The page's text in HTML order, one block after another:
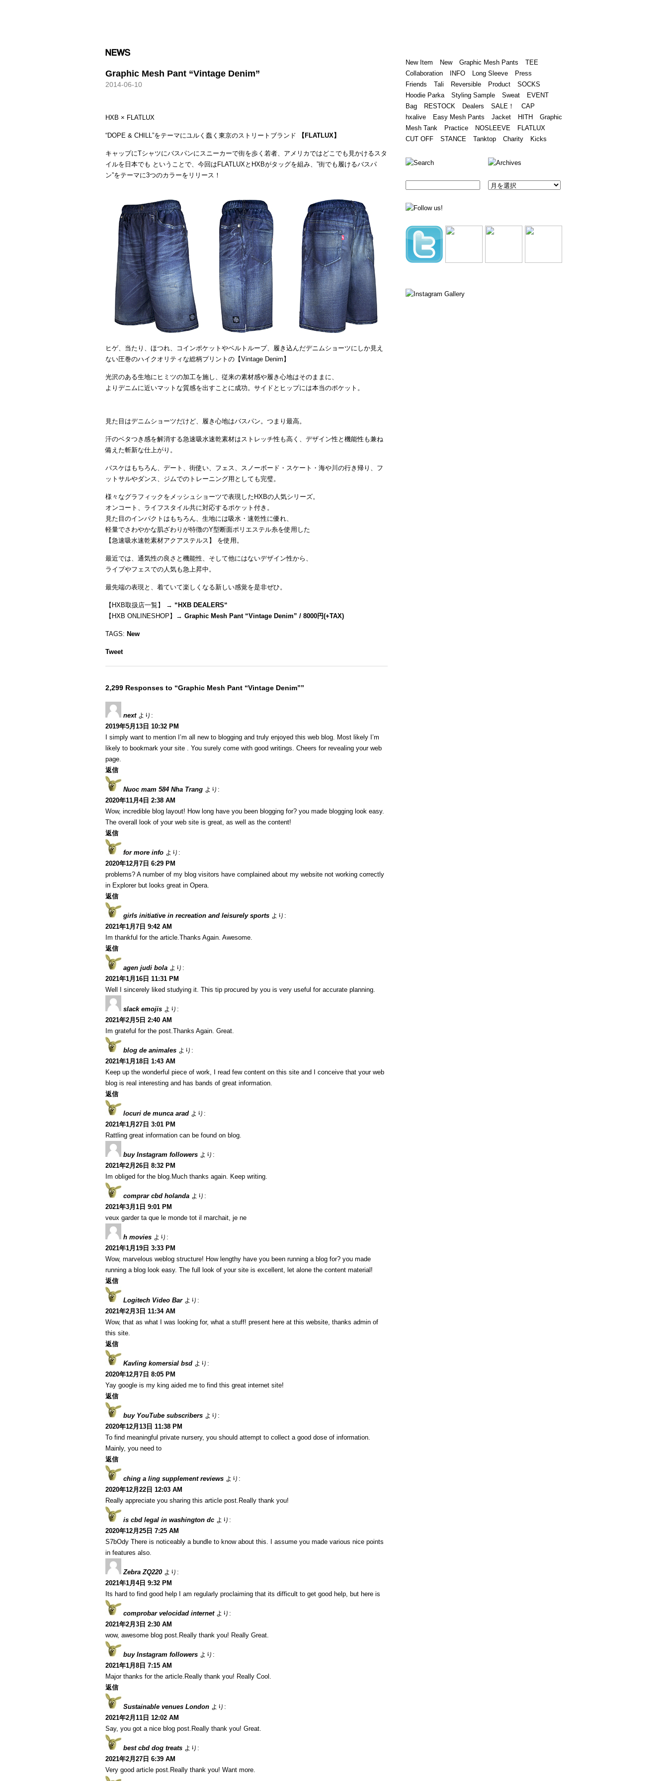
Graphic Mesh Pant “Vintage Denim”
2014-06-10
HXB × FLATLUX
“DOPE & CHILL”をテーマにユルく蠢く東京のストリートブランド 【FLATLUX】
キャップにTシャツにバスパンにスニーカーで街を歩く若者、アメリカではどこでも見かけるスタ
イルを日本でも ということで、今回はFLATLUXとHXBがタッグを組み、”街でも履けるバスパ
ン”をテーマに3つのカラーをリリース！
ヒゲ、当たり、ほつれ、コインポケットやベルトループ、履き込んだデニムショーツにしか見え
ない圧巻のハイクオリティな総柄プリントの【Vintage Denim】
光沢のある生地にヒミツの加工を施し、従来の素材感や履き心地はそのままに、
よりデニムに近いマットな質感を出すことに成功。サイドとヒップには本当のポケット。
見た目はデニムショーツだけど、履き心地はバスパン。つまり最高。
汗のベタつき感を解消する急速吸水速乾素材はストレッチ性も高く、デザイン性と機能性も兼ね
備えた斬新な仕上がり。
バスケはもちろん、デート、街使い、フェス、スノーボード・スケート・海や川の行き帰り、フ
ットサルやダンス、ジムでのトレーニング用としても完璧。
様々なグラフィックをメッシュショーツで表現したHXBの人気シリーズ。
オンコート、ライフスタイル共に対応するポケット付き。
見た目のインパクトはもちろん、生地には吸水・速乾性に優れ、
軽量でさわやかな肌ざわりが特徴のY型断面ポリエステル糸を使用した
【急速吸水速乾素材アクアステルス】 を使用。
最近では、通気性の良さと機能性、そして他にはないデザイン性から、
ライブやフェスでの人気も急上昇中。
最先端の表現と、着ていて楽しくなる新しい感覚を是非ぜひ。
【HXB取扱店一覧】 → “ HXB DEALERS“
【HXB ONLINESHOP】→ Graphic Mesh Pant “Vintage Denim” / 8000円(+TAX)
TAGS: New
Tweet
2,299 Responses to “Graphic Mesh Pant “Vintage Denim””
next より:
2019年5月13日 10:32 PM
I simply want to mention I’m all new to blogging and truly enjoyed this web blog. Most likely I’m
likely to bookmark your site . You surely come with good writings. Cheers for revealing your web
page.
返信
Nuoc mam 584 Nha Trang より:
2020年11月4日 2:38 AM
Wow, incredible blog layout! How long have you been blogging for? you made blogging look easy.
The overall look of your web site is great, as well as the content!
返信
for more info より:
2020年12月7日 6:29 PM
problems? A number of my blog visitors have complained about my website not working correctly
in Explorer but looks great in Opera.
返信
girls initiative in recreation and leisurely sports より:
2021年1月7日 9:42 AM
Im thankful for the article.Thanks Again. Awesome.
返信
agen judi bola より:
2021年1月16日 11:31 PM
Well I sincerely liked studying it. This tip procured by you is very useful for accurate planning.
slack emojis より:
2021年2月5日 2:40 AM
Im grateful for the post.Thanks Again. Great.
blog de animales より:
2021年1月18日 1:43 AM
Keep up the wonderful piece of work, I read few content on this site and I conceive that your web
blog is real interesting and has bands of great information.
返信
locuri de munca arad より:
2021年1月27日 3:01 PM
Rattling great information can be found on blog.
buy Instagram followers より:
2021年2月26日 8:32 PM
Im obliged for the blog.Much thanks again. Keep writing.
comprar cbd holanda より:
2021年3月1日 9:01 PM
veux garder ta que le monde tot il marchait, je ne
h movies より:
2021年1月19日 3:33 PM
Wow, marvelous weblog structure! How lengthy have you been running a blog for? you made
running a blog look easy. The full look of your site is excellent, let alone the content material!
返信
Logitech Video Bar より:
2021年2月3日 11:34 AM
Wow, that as what I was looking for, what a stuff! present here at this website, thanks admin of
this site.
返信
Kavling komersial bsd より:
2020年12月7日 8:05 PM
Yay google is my king aided me to find this great internet site!
返信
buy YouTube subscribers より:
2020年12月13日 11:38 PM
To find meaningful private nursery, you should attempt to collect a good dose of information.
Mainly, you need to
返信
ching a ling supplement reviews より:
2020年12月22日 12:03 AM
Really appreciate you sharing this article post.Really thank you!
is cbd legal in washington dc より:
2020年12月25日 7:25 AM
S7bOdy There is noticeably a bundle to know about this. I assume you made various nice points
in features also.
Zebra ZQ220 より:
2021年1月4日 9:32 PM
Its hard to find good help I am regularly proclaiming that its difficult to get good help, but here is
comprobar velocidad internet より:
2021年2月3日 2:30 AM
wow, awesome blog post.Really thank you! Really Great.
buy Instagram followers より:
2021年1月8日 7:15 AM
Major thanks for the article.Really thank you! Really Cool.
返信
Sustainable venues London より:
2021年2月11日 12:02 AM
Say, you got a nice blog post.Really thank you! Great.
best cbd dog treats より:
2021年2月27日 6:39 AM
Very good article post.Really thank you! Want more.
New Item New Graphic Mesh Pants
TEE
Collaboration
INFO Long Sleeve
Press
Friends
Tali Reversible Product
SOCKS
Hoodie Parka
Styling Sample Sweat
EVENT
Bag
RESTOCK Dealers SALE！
CAP
hxalive
Easy Mesh Pants Jacket HITH
Graphic
Mesh Tank
Practice NOSLEEVE
FLATLUX
CUT OFF
STANCE Tanktop Charity Kicks